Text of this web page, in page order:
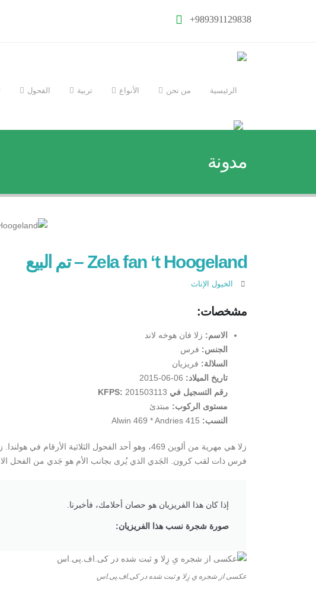
+989391129838
الرئيسية من نحن الأنواع تربیة الفحول
مدونة
Zela fan ‘t Hoogeland – تم البيع
الخيول الإناث
مشخصات:
الاسم: زلا فان هوخه لاند
الجنس: فرس
السلالة: فريزيان
تاريخ الميلاد:
رقم التسجيل في KFPS: 201503113
مستوى الركوب: مبتدئ
النسب:
زلا هي مهرية من ألوين 469، وهو أحد الفحول الثلاثية
فرس ذات لقب كرون. الجَدي الذي يُرى بجانب الأم هو جَدي من الفحل
إذا كان هذا الفريزيان هو حصان أحلامك، فأخبرنا.
صورة شجرة نسب هذا الفريزيان:
عکسی از شجره یِ زِلا و ثبت شده در کی.اف.پی.اس